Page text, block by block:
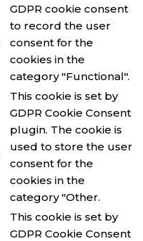
GDPR cookie consent
to record the user
consent for the
cookies in the
category "Functional".
This cookie is set by
GDPR Cookie Consent
plugin. The cookie is
used to store the user
consent for the
cookies in the
category "Other.
This cookie is set by
GDPR Cookie Consent